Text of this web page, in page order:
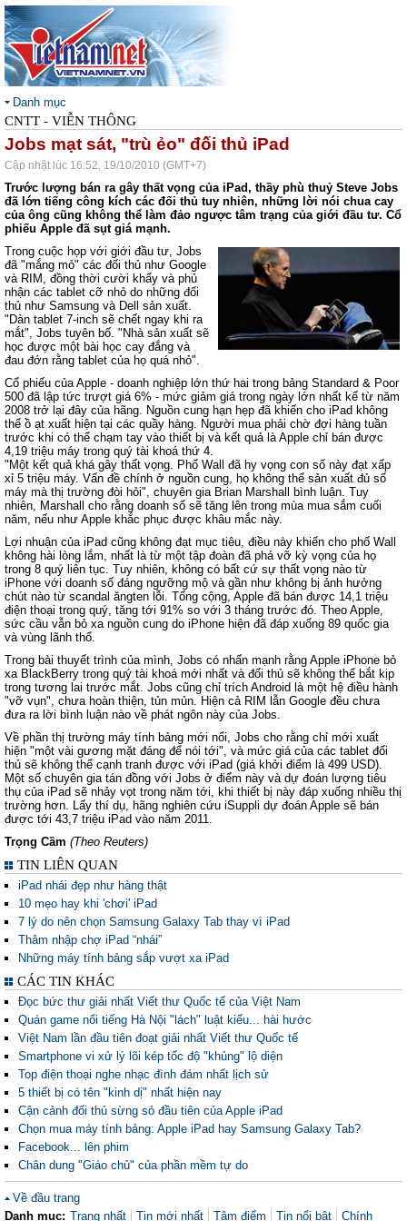
Danh mục
CNTT - VIỄN THÔNG
Jobs mạt sát, "trù ẻo" đối thủ iPad
Cập nhật lúc 16:52, 19/10/2010 (GMT+7)
Trước lượng bán ra gây thất vọng của iPad, thầy phù thuỷ Steve Jobs
đã lớn tiếng công kích các đối thủ tuy nhiên, những lời nói chua cay
của ông cũng không thể làm đảo ngược tâm trạng của giới đầu tư. Cổ
phiếu Apple đã sụt giá mạnh.
Trong cuộc họp với giới đầu tư, Jobs
đã "mắng mỏ" các đối thủ như Google
và RIM, đồng thời cười khẩy và phủ
nhận các tablet cỡ nhỏ do những đối
thủ như Samsung và Dell sản xuất.
"Dàn tablet 7-inch sẽ chết ngay khi ra
mắt", Jobs tuyên bố. "Nhà sản xuất sẽ
học được một bài học cay đắng và
đau đớn rằng tablet của họ quá nhỏ".
Cổ phiếu của Apple - doanh nghiệp lớn thứ hai trong bảng Standard & Poor
500 đã lập tức trượt giá 6% - mức giảm giá trong ngày lớn nhất kể từ năm
2008 trở lại đây của hãng. Nguồn cung hạn hẹp đã khiến cho iPad không
thể ồ ạt xuất hiện tại các quầy hàng. Người mua phải chờ đợi hàng tuần
trước khi có thể chạm tay vào thiết bị và kết quả là Apple chỉ bán được
4,19 triệu máy trong quý tài khoá thứ 4.
"Một kết quả khá gây thất vọng. Phố Wall đã hy vọng con số này đạt xấp
xỉ 5 triệu máy. Vấn đề chính ở nguồn cung, họ không thể sản xuất đủ số
máy mà thị trường đòi hỏi", chuyên gia Brian Marshall bình luận. Tuy
nhiên, Marshall cho rằng doanh số sẽ tăng lên trong mùa mua sắm cuối
năm, nếu như Apple khắc phục được khâu mắc này.
Lợi nhuận của iPad cũng không đạt mục tiêu, điều này khiến cho phố Wall
không hài lòng lắm, nhất là từ một tập đoàn đã phá vỡ kỳ vọng của họ
trong 8 quý liên tục. Tuy nhiên, không có bất cứ sự thất vọng nào từ
iPhone với doanh số đáng ngưỡng mộ và gần như không bị ảnh hưởng
chút nào từ scandal ăngten lỗi. Tổng cộng, Apple đã bán được 14,1 triệu
điện thoại trong quý, tăng tới 91% so với 3 tháng trước đó. Theo Apple,
sức cầu vẫn bỏ xa nguồn cung do iPhone hiện đã đáp xuống 89 quốc gia
và vùng lãnh thổ.
Trong bài thuyết trình của mình, Jobs có nhấn mạnh rằng Apple iPhone bỏ
xa BlackBerry trong quý tài khoá mới nhất và đối thủ sẽ không thể bắt kịp
trong tương lai trước mắt. Jobs cũng chỉ trích Android là một hệ điều hành
"vỡ vụn", chưa hoàn thiện, tủn mủn. Hiện cả RIM lẫn Google đều chưa
đưa ra lời bình luận nào về phát ngôn này của Jobs.
Về phần thị trường máy tính bảng mới nổi, Jobs cho rằng chỉ mới xuất
hiện "một vài gương mặt đáng để nói tới", và mức giá của các tablet đối
thủ sẽ không thể cạnh tranh được với iPad (giá khởi điểm là 499 USD).
Một số chuyên gia tán đồng với Jobs ở điểm này và dự đoán lượng tiêu
thụ của iPad sẽ nhảy vọt trong năm tới, khi thiết bị này đáp xuống nhiều thị
trường hơn. Lấy thí dụ, hãng nghiên cứu iSuppli dự đoán Apple sẽ bán
được tới 43,7 triệu iPad vào năm 2011.
Trọng Cầm (Theo Reuters)
TIN LIÊN QUAN
iPad nhái đẹp như hàng thật
10 mẹo hay khi 'chơi' iPad
7 lý do nên chọn Samsung Galaxy Tab thay vì iPad
Thâm nhập chợ iPad “nhái”
Những máy tính bảng sắp vượt xa iPad
CÁC TIN KHÁC
Đọc bức thư giải nhất Viết thư Quốc tế của Việt Nam
Quán game nổi tiếng Hà Nội "lách" luật kiểu... hài hước
Việt Nam lần đầu tiên đoạt giải nhất Viết thư Quốc tế
Smartphone vi xử lý lõi kép tốc độ "khủng" lộ diện
Top điện thoại nghe nhạc đình đám nhất lịch sử
5 thiết bị có tên "kinh dị" nhất hiện nay
Cận cảnh đối thủ sừng sỏ đầu tiên của Apple iPad
Chọn mua máy tính bảng: Apple iPad hay Samsung Galaxy Tab?
Facebook... lên phim
Chân dung "Giáo chủ" của phần mềm tự do
Về đầu trang
Danh mục: Trang nhất Tin mới nhất Tâm điểm Tin nổi bật Chính